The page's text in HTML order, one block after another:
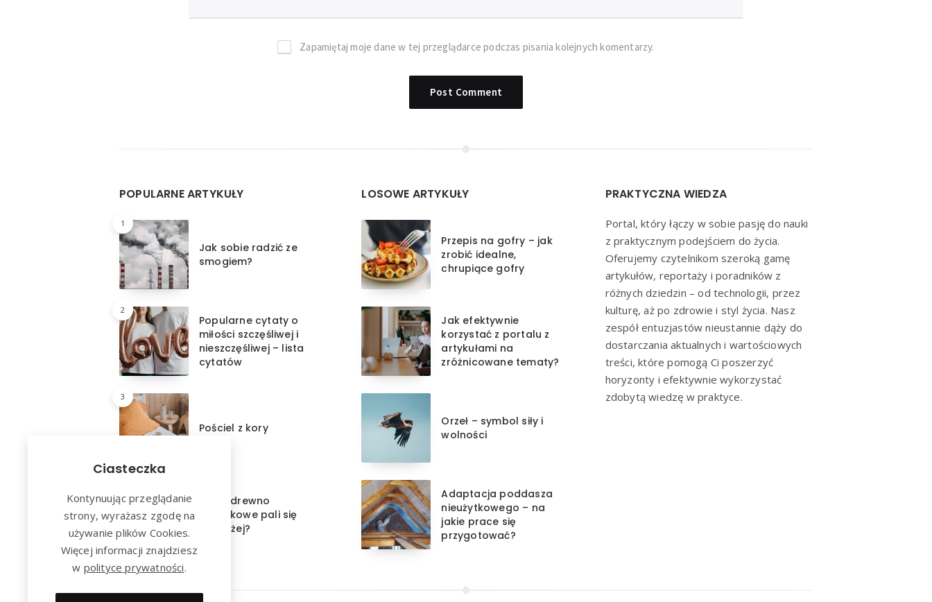
Zapamiętaj moje dane w tej przeglądarce podczas pisania kolejnych komentarzy.
Widgets
POPULARNE ARTYKUŁY
1
Jak sobie radzić ze
smogiem?
2
Popularne cytaty o
miłości szczęśliwej i
nieszczęśliwej – lista
cytatów
3
Pościel z kory
Które drewno
kominkowe pali się
najdłużej?
LOSOWE ARTYKUŁY
Przepis na gofry – jak
zrobić idealne,
chrupiące gofry
Jak efektywnie
korzystać z portalu z
artykułami na
zróżnicowane tematy?
Orzeł – symbol siły i
wolności
Adaptacja poddasza
nieużytkowego – na
jakie prace się
przygotować?
PRAKTYCZNA WIEDZA
Portal, który łączy w sobie pasję do nauki
z praktycznym podejściem do życia.
Oferujemy czytelnikom szeroką gamę
artykułów, reportaży i poradników z
różnych dziedzin – od technologii, przez
kulturę, aż po zdrowie i styl życia. Nasz
zespół entuzjastów nieustannie dąży do
dostarczania aktualnych i wartościowych
treści, które pomogą Ci poszerzyć
horyzonty i efektywnie wykorzystać
zdobytą wiedzę w praktyce.
Ciasteczka
Kontynuując przeglądanie
strony, wyrażasz zgodę na
używanie plików Cookies.
Więcej informacji znajdziesz
w polityce prywatności.